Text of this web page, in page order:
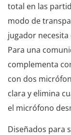
total en las
modo de
jugador
Para una
complementa
con dos
clara y elimina
el micrófono
Diseñados para